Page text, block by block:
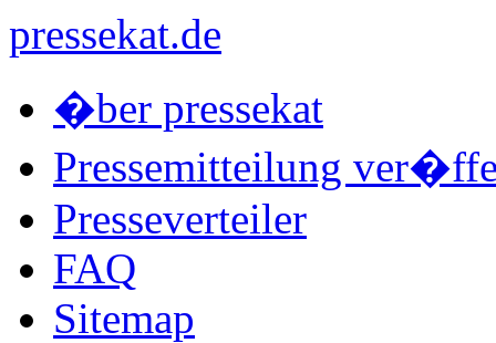
pressekat.de
�ber pressekat
Pressemitteilung
Presseverteiler
FAQ
Sitemap